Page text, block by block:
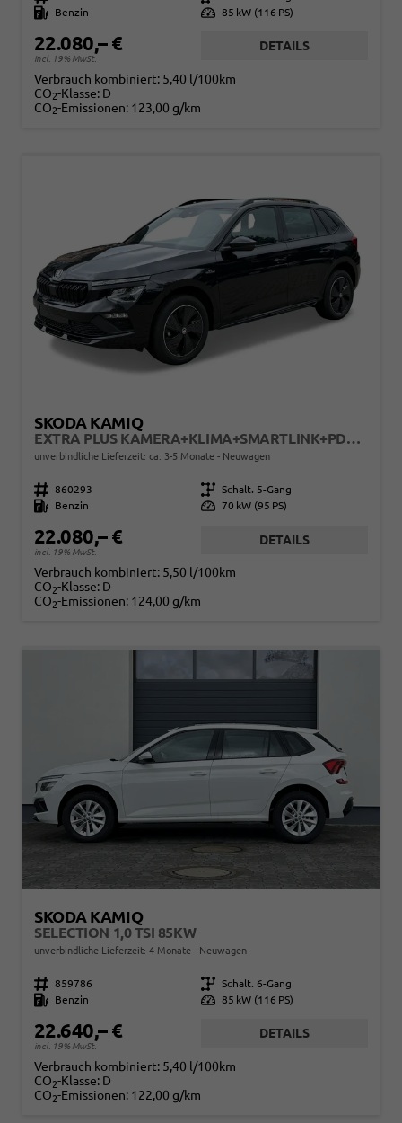
Kraftstoff
Benzin Leistung 85 kW (116 PS)
22.080,– €
incl. 19% MwSt.
DETAILS
Verbrauch kombiniert: 5,40 l/100km
CO2-Klasse: D
CO2-Emissionen: 123,00 g/km
SKODA KAMIQ
EXTRA PLUS KAMERA+KLIMA+SMARTLINK+PDC+LED+TEMPOMAT
unverbindliche Lieferzeit: ca. 3-5 Monate Neuwagen
Fahrzeugnr. 860293 Getriebe Schalt. 5-Gang
Kraftstoff
Benzin Leistung 70 kW (95 PS)
22.080,– €
incl. 19% MwSt.
DETAILS
Verbrauch kombiniert: 5,50 l/100km
CO2-Klasse: D
CO2-Emissionen: 124,00 g/km
SKODA KAMIQ
SELECTION 1,0 TSI 85KW
unverbindliche Lieferzeit: 4 Monate Neuwagen
Fahrzeugnr. 859786 Getriebe Schalt. 6-Gang
Kraftstoff
Benzin Leistung 85 kW (116 PS)
22.640,– €
incl. 19% MwSt.
DETAILS
Verbrauch kombiniert: 5,40 l/100km
CO2-Klasse: D
CO2-Emissionen: 122,00 g/km